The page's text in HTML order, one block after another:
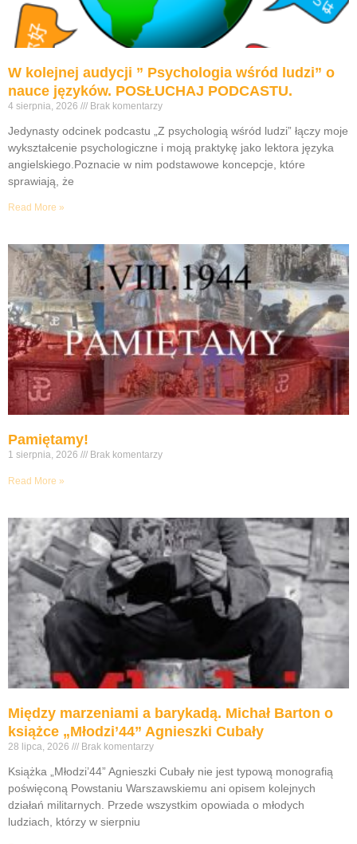
W kolejnej audycji ” Psychologia wśród ludzi” o
nauce języków. POSŁUCHAJ PODCASTU.
4 sierpnia, 2026 Brak komentarzy
Jedynasty odcinek podcastu „Z psychologią wśród ludzi” łączy moje
wykształcenie psychologiczne i moją praktykę jako lektora języka
angielskiego.Poznacie w nim podstawowe koncepcje, które
sprawiają, że
Read More »
Pamiętamy!
1 sierpnia, 2026 Brak komentarzy
Read More »
Między marzeniami a barykadą. Michał Barton o
książce „Młodzi’44” Agnieszki Cubały
28 lipca, 2026 Brak komentarzy
Książka „Młodzi’44” Agnieszki Cubały nie jest typową monografią
poświęconą Powstaniu Warszawskiemu ani opisem kolejnych
działań militarnych. Przede wszystkim opowiada o młodych
ludziach, którzy w sierpniu